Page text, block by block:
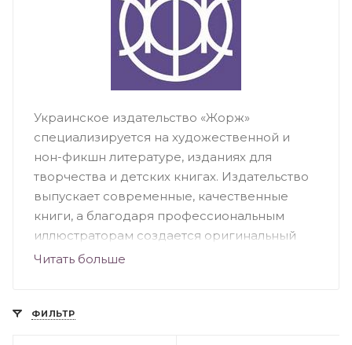
Украинское издательство «Жорж»
специализируется на художественной и
нон-фикшн литературе, изданиях для
творчества и детских книгах. Издательство
выпускает современные, качественные
книги, а благодаря профессиональным
иллюстраторам создается оригинальный
дизайн. Большую часть ассортимента
издания, среди которых можно выделить
Читать больше
ФИЛЬТР